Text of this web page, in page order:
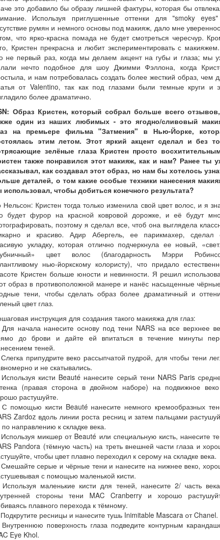
это добавило бы образу лишней фактуры, которая бы
Используя приглушенные оттенки для "smoky
румян и немного основы под макияж, дало мне
что ярко-красна помада не будет смотреться чересчур.
Кристен прекрасна и любит экспериментировать с
не первый раз, когда мы делаем акцент на губы и глаза; мы
нечто подобное для шоу Джимми Фэллона, когда
и нам потребовалась создать более жесткий образ, чем
от Valentino, так как под глазами были темные круги и
более драматично.
Образ Кристен, который собрал больше всего
один из наших любимых - это ягодно/сливовый
на премьере фильма "Затмения" в Нью-Йорке,
этим летом. Этот яркий акцент сделал и без
зелёные глаза Кристен просто
также понравился этот макияж, как и нам? Ранее ты
как создавал этот образ, но нам бы хотелось
деталей, о том какие особые техники нанесения
использовал, чтобы добиться конечного результата?
Нельсон: Кристен тогда только изменила свой цвет волос, и я
будет фурор на красной ковровой дорожке, и её будут
поэтому я сделал все, чтоб она выглядела
и красиво. Адир Абергель, ее парикмахер, сделал
укладку, которая отлично подчеркнула ее новый,
цвет волос (благодарность Мэрри
нью-йоркскому колористу), что придало
Кристен больше юности и невинности. Я решил
образ в противоположной манере и нанёс насыщенные
тени, чтобы сделать образ более драматичный и
цвет глаз.
инструкция для создания такого макияжа для глаз:
начала нанесите основу под тени NARS на все верхнее
до брови и дайте ей впитаться в течение минуты
теней.
припудрите веко рассыпчатой пудрой, для чтобы тени
и не скатывались.
кисти Beauté нанесите серый тени NARS Paris
(правая сторона в двойном наборе) на подвижное
растушуйте.
помощью кисти Beauté нанесите немного кремообразных
Zardoz вдоль линии роста ресниц и затем пальцами
по направлению к складке века.
микшер от Beauté или специальную кисть, нанесите
Pandora (тёмную часть) на треть внешней части глаза и
чтобы цвет плавно переходил к серому на складке века.
серые и чёрные тени и нанесите на нижнее веко,
с помощью маленькой кисти.
маленькие кисти для теней, нанесите 2/ часть
стороны тени MAC Cranberry и хорошо
плавного перехода к тёмному.
ресницы и нанесите тушь Inimitable Mascara от Chanel.
поверхность глаза подведите контурным
Eye Khol.